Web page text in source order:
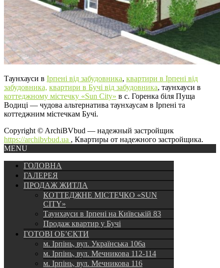
Таунхауси в Ірпені від забудовника, квартири в Ірпені від
забудовника, квартири в Бучі від забудовника, таунхауси в
коттеджному містечку «Sun City» в с. Горенка біля Пуща
Водиці — чудова альтернатива таунхаусам в Ірпені та
коттеджним містечкам Бучі.
Copyright © ArchiBVbud — надежный застройщик
https://archibvbud.ua , Квартиры от надежного застройщика.
MENU
ГОЛОВНА
ГАЛЕРЕЯ
ПРОДАЖ ЖИТЛА
КОТТЕДЖНЕ МІСТЕЧКО «SUN
CITY»
Таунхауси в Ірпені на Київській 83
Продаж квартир у Бучі
ГОТОВІ ОБ’ЄКТИ
м. Ірпінь, вул. Українська 106а
м. Ірпінь, вул. Мечникова 112-114
м. Ірпінь, вул. Мечникова 116